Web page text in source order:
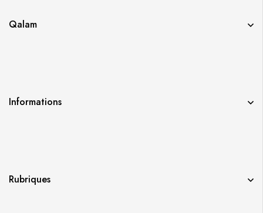
Qalam
Informations
Rubriques